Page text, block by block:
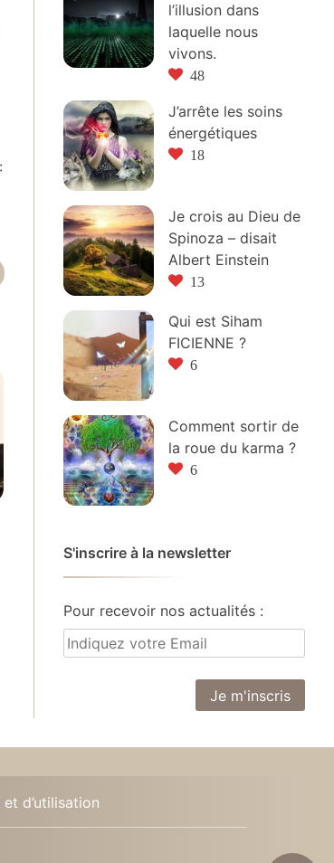
l’illusion dans
laquelle nous
vivons.
48
J’arrête les soins
énergétiques
18
Je crois au Dieu de
Spinoza – disait
Albert Einstein
13
Qui est Siham
FICIENNE ?
6
Comment sortir de
la roue du karma ?
6
S'inscrire à la newsletter
Pour recevoir nos actualités :
d’utilisation